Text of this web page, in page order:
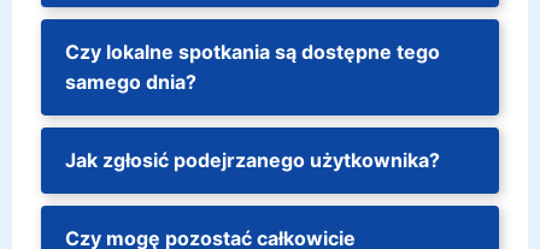
Czy lokalne spotkania są dostępne tego
samego dnia?
Jak zgłosić podejrzanego użytkownika?
Czy mogę pozostać całkowicie